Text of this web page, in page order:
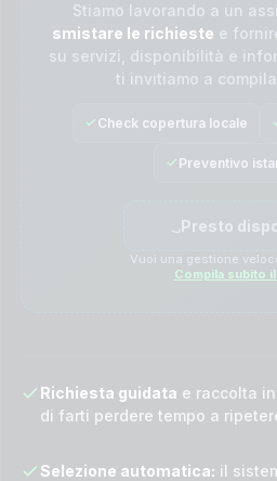
Stiamo lavorando a un
smistare le richieste e
su servizi, disponibilità e
ti invitiamo a
Check copertura locale
Preventivo
Presto
Vuoi una gestione
Compila subito
Richiesta guidata e raccolta
di farti perdere tempo a
Selezione automatica: il